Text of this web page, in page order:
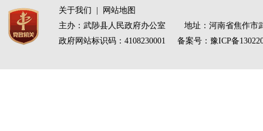
关于我们
网站地图
主办：武陟县人民政府办公室 地址：河南省焦作市
政府网站标识码：4108230001 备案号： 豫ICP备